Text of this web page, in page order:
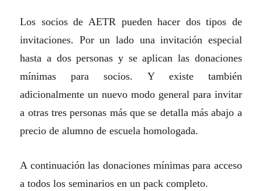
Los socios de AETR pueden hacer dos tipos de
invitaciones. Por un lado una invitación especial
hasta a dos personas y se aplican las donaciones
mínimas para socios. Y existe también
adicionalmente un nuevo modo general para invitar
a otras tres personas más que se detalla más abajo a
precio de alumno de escuela homologada.
A continuación las donaciones mínimas para acceso
a todos los seminarios en un pack completo.